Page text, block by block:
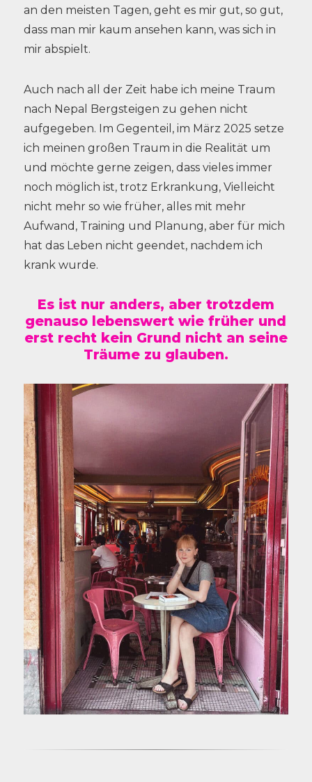
an den meisten Tagen, geht es mir gut, so gut,
dass man mir kaum ansehen kann, was sich in
mir abspielt.
Auch nach all der Zeit habe ich meine Traum
nach Nepal Bergsteigen zu gehen nicht
aufgegeben. Im Gegenteil, im März 2025 setze
ich meinen großen Traum in die Realität um
und möchte gerne zeigen, dass vieles immer
noch möglich ist, trotz Erkrankung, Vielleicht
nicht mehr so wie früher, alles mit mehr
Aufwand, Training und Planung, aber für mich
hat das Leben nicht geendet, nachdem ich
krank wurde.
Es ist nur anders, aber trotzdem
genauso lebenswert wie früher und
erst recht kein Grund nicht an seine
Träume zu glauben.